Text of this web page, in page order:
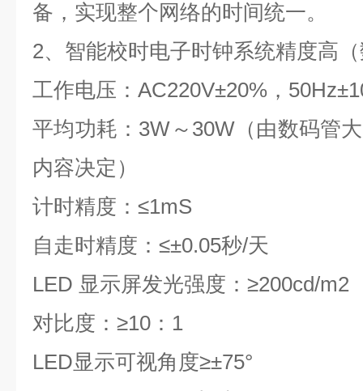
备，实现整个网络的时间统一。
2、智能校时电子时钟系统精度高
工作电压： AC220V±20% ， 50Hz±
平均功耗： 3W ～ 30W（由数码管
内容决定）
计时精度： ≤1mS
自走时精度：≤±0.05秒/天
LED 显示屏发光强度： ≥200cd/m2
对比度： ≥10 ： 1
LED显示可视角度≥±75°